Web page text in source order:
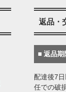
返品・
■ 返品期
配達後7
任での破